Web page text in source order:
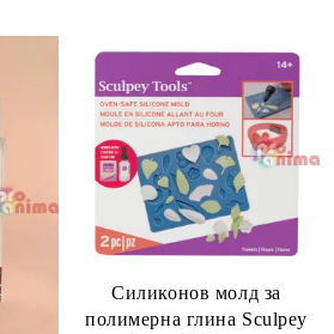
Силиконов молд за
полимерна глина Sculpey